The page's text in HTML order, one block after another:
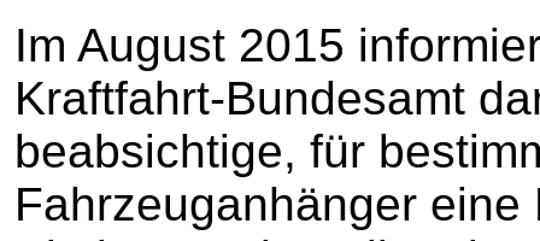
Im August 2015
Kraftfahrt-Bundesamt
beabsichtige, für
Fahrzeuganhänger